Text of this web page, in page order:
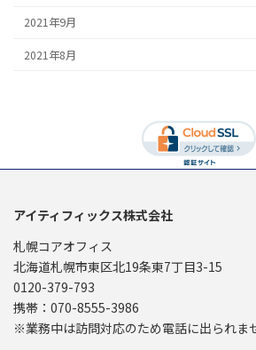
2021年9月
2021年8月
アイティフィックス株式会社
札幌コアオフィス
北海道札幌市東区北19条東7丁目3-15
0120-379-793
携帯：070-8555-3986
※業務中は訪問対応のため電話に出られま